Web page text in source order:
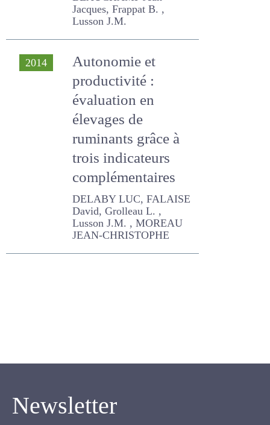
BEAUCHAMP Jean-
Jacques, Frappat B. ,
Lusson J.M.
Autonomie et
productivité :
évaluation en
élevages de
ruminants grâce à
trois indicateurs
complémentaires
DELABY LUC, FALAISE
David, Grolleau L. , Lusson
J.M. , MOREAU JEAN-
CHRISTOPHE
Newsletter